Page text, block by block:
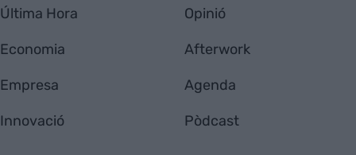
Última Hora
Economia
Empresa
Innovació
Opinió
Afterwork
Agenda
Pòdcast